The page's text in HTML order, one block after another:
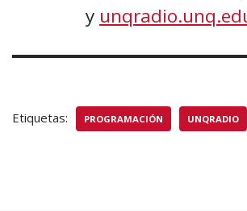
y
Etiquetas: PROGRAMACIÓN UNQRADIO